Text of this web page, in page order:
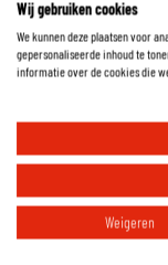
EXTRA INFORMATIE
MAATTABEL
FAQ
Wij gebruiken cookies
We kunnen deze plaatsen voor
gepersonaliseerde inhoud te
informatie over de cookies die
Weigeren